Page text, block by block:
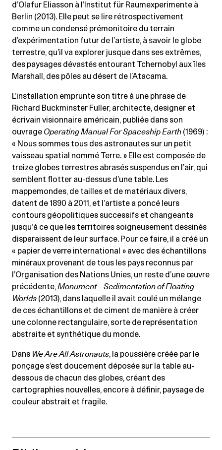
d’Olafur Eliasson à l’Institut für Raumexperimente à
Berlin (2013). Elle peut se lire rétrospectivement
comme un condensé prémonitoire du terrain
d’expérimentation futur de l’artiste, à savoir le globe
terrestre, qu’il va explorer jusque dans ses extrêmes,
des paysages dévastés entourant Tchernobyl aux îles
Marshall, des pôles au désert de l’Atacama.
L’installation emprunte son titre à une phrase de
Richard Buckminster Fuller, architecte, designer et
écrivain visionnaire américain, publiée dans son
ouvrage Operating Manual For Spaceship Earth (1969) :
« Nous sommes tous des astronautes sur un petit
vaisseau spatial nommé Terre. » Elle est composée de
treize globes terrestres abrasés suspendus en l’air, qui
semblent flotter au-dessus d’une table. Les
mappemondes, de tailles et de matériaux divers,
datent de 1890 à 2011, et l’artiste a poncé leurs
contours géopolitiques successifs et changeants
jusqu’à ce que les territoires soigneusement dessinés
disparaissent de leur surface. Pour ce faire, il a créé un
« papier de verre international » avec des échantillons
minéraux provenant de tous les pays reconnus par
l’Organisation des Nations Unies, un reste d’une œuvre
précédente,Monument – Sedimentation of Floating
Worlds (2013), dans laquelle il avait coulé un mélange
de ces échantillons et de ciment de manière à créer
une colonne rectangulaire, sorte de représentation
abstraite et synthétique du monde.
Dans We Are All Astronauts, la poussière créée par le
ponçage s’est doucement déposée sur la table au-
dessous de chacun des globes, créant des
cartographies nouvelles, encore à définir, paysage de
couleur abstrait et fragile.